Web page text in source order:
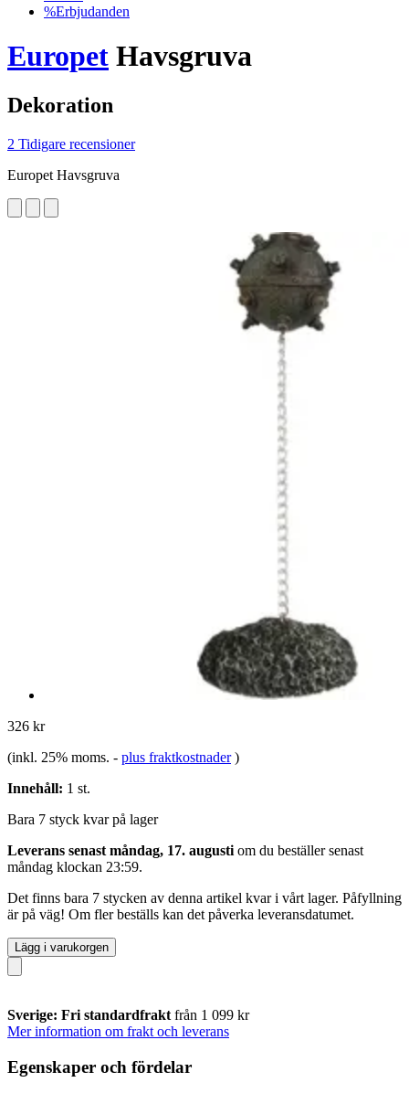
%Erbjudanden
Europet Havsgruva
Dekoration
2 Tidigare recensioner
Europet Havsgruva
326 kr
(inkl. 25% moms. - plus fraktkostnader )
Innehåll: 1 st.
Bara 7 styck kvar på lager
Leverans senast måndag, 17. augusti om du beställer senast
måndag klockan 23:59.
Det finns bara 7 stycken av denna artikel kvar i vårt lager. Påfyllning
är på väg! Om fler beställs kan det påverka leveransdatumet.
Lägg i varukorgen
Sverige: Fri standardfrakt från 1 099 kr
Mer information om frakt och leverans
Egenskaper och fördelar